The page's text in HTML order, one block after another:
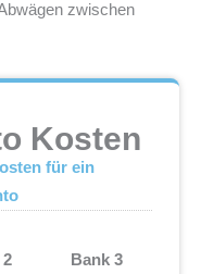
zwischen
Kosten
für ein
2 Bank 3